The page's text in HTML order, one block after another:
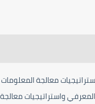
معالجة المعلومات
واستراتيجيات